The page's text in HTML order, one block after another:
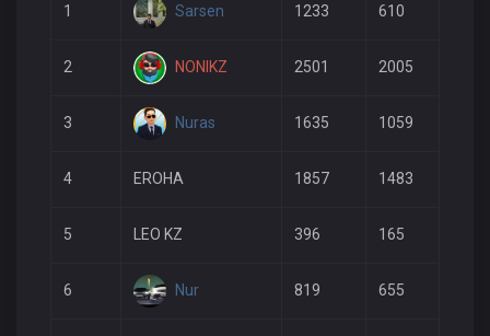
1 Sarsen 1233 610
2 NONIKZ 2501 2005
3 Nuras 1635 1059
4 EROHA 1857 1483
5 LEO KZ 396 165
6 Nur 819 655